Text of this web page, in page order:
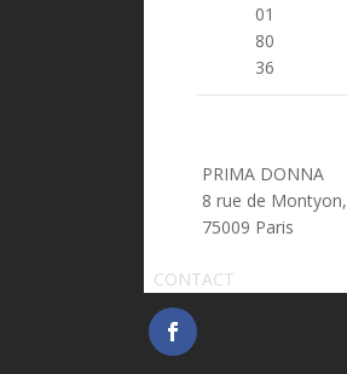
01
80
36
PRIMA DONNA
8 rue de Montyon,
75009 Paris
CONTACT